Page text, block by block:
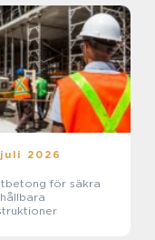
2026
för säkra